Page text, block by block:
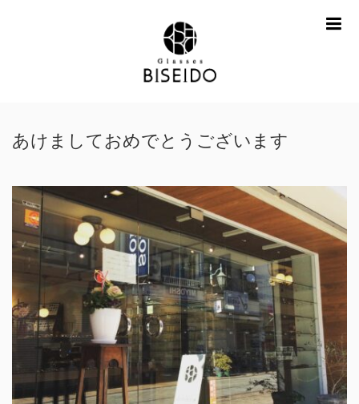
あけましておめでとうございます